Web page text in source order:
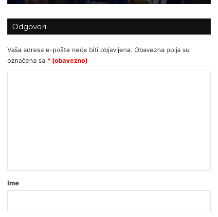
Odgovori
Vaša adresa e-pošte neće biti objavljena. Obavezna polja su
označena sa * (obavezno)
r
Ime